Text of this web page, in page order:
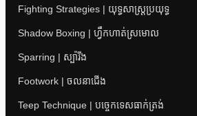
Fighting Strategies | យុទ្ធសាស្ត្រប្រយុទ្ធ
Shadow Boxing | ហ្វឹកហាត់ស្រមោល
Sparring | ស្ប៉ារីង
Footwork | ចលនាជើង
Teep Technique | បច្ចេកទេសធាក់ត្រង់